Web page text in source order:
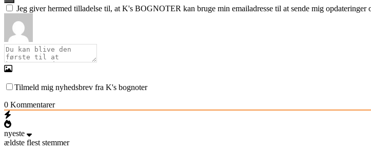
Jeg giver hermed tilladelse til, at K's BOGNOTER kan bruge min emailadresse til at sende mig
Tilmeld mig nyhedsbrev fra K's bognoter
0 Kommentarer
nyeste
ældste flest stemmer